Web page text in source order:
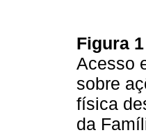
Figura 1
Acesso
sobre
física
da